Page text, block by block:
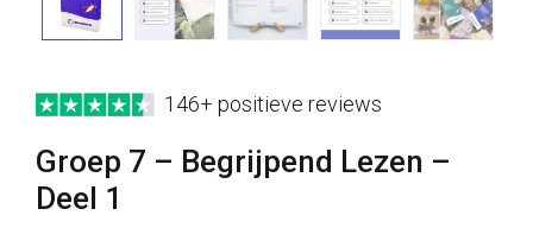
146+ positieve reviews
Groep 7 – Begrijpend Lezen –
Deel 1